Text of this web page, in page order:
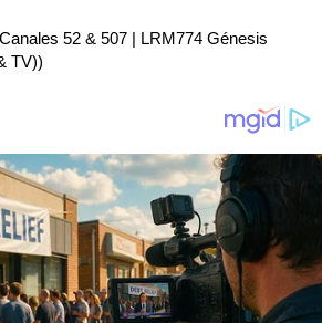
52 & 507 | LRM774 Génesis
TV))